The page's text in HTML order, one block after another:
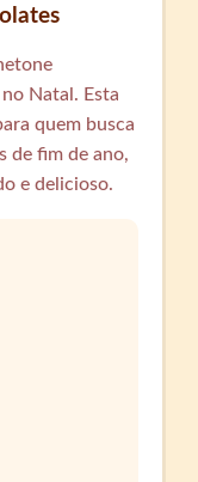
Natal. Esta
quem busca
de fim de ano,
e delicioso.